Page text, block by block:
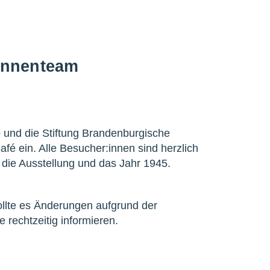
die Stiftung Brandenburgische
ein. Alle Besucher:innen sind herzlich
Ausstellung und das Jahr 1945.
es Änderungen aufgrund der
rechtzeitig informieren.